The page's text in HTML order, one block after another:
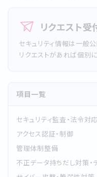
リクエスト受
セキュリティ情報は一般公
リクエストがあれば個別
項目一覧
セキュリティ監査・法令対応
アクセス認証・制御
管理体制整備
不正データ持ちだし対策・